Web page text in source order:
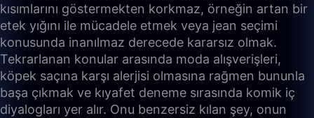
kısımlarını göstermekten korkmaz, örneğin artan bir
etek yığını ile mücadele etmek veya jean seçimi
konusunda inanılmaz derecede kararsız olmak.
Tekrarlanan konular arasında moda alışverişleri,
köpek saçına karşı alerjisi olmasına rağmen bununla
başa çıkmak ve kıyafet deneme sırasında komik iç
diyalogları yer alır. Onu benzersiz kılan şey, onun